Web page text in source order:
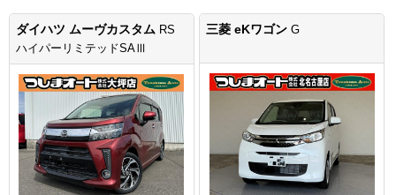
ダイハツ ムーヴカスタム RS
ハイパーリミテッドSAⅢ
三菱 eKワゴンG